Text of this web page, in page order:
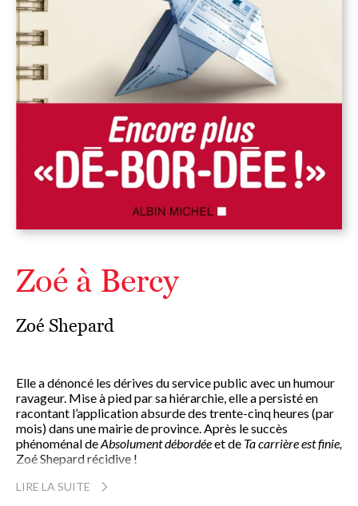
Zoé à Bercy
Zoé Shepard
Elle a dénoncé les dérives du service public avec un humour
ravageur. Mise à pied par sa hiérarchie, elle a persisté en
racontant l’application absurde des trente-cinq heures (par
mois) dans une mairie de province. Après le succès
phénoménal deAbsolument débordéeet de Ta carrière est finie,
Zoé Shepard récidive !
Bien plus irrésistibles et pas moins édifiantes qu’un rapport
LIRE LA SUITE